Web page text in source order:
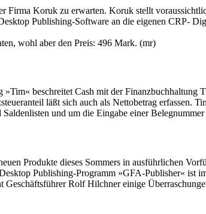
Firma Koruk zu erwarten. Koruk stellt
Publishing-Software an die eigenen CRP-
wohl aber den Preis: 496 Mark. (mr)
beschreitet Cash mit der
läßt sich auch als Nettobetrag erfassen.
und um die Eingabe einer
Produkte dieses Sommers in ausführlichen
Publishing-Programm »GFA-Publisher«
Geschäftsführer Rolf Hilchner einige